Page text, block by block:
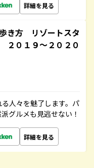
詳細を見る
き方 リゾートスタ
０１９～２０２０
人々を魅了します。パ
グルメも見逃せない！
詳細を見る